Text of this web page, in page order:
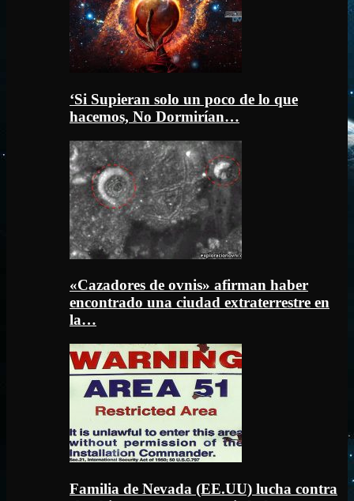
‘Si Supieran solo un poco de lo que
hacemos, No Dormirían…
«Cazadores de ovnis» afirman haber
encontrado una ciudad extraterrestre en
la…
Familia de Nevada (EE.UU) lucha contra